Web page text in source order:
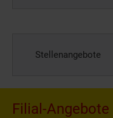
Stellenangebote
Filial-Angebote